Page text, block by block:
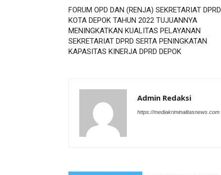
FORUM OPD DAN (RENJA) SEKRETARIAT DPRD
KOTA DEPOK TAHUN 2022 TUJUANNYA
MENINGKATKAN KUALITAS PELAYANAN
SEKRETARIAT DPRD SERTA PENINGKATAN
KAPASITAS KINERJA DPRD DEPOK
Admin Redaksi
https://mediakriminalitasnews.com